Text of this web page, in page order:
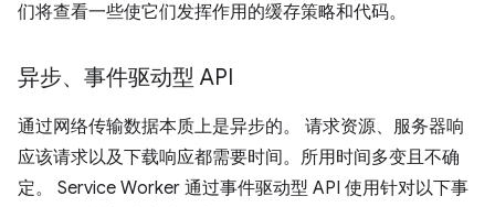
们将查看一些使它们发挥作用的缓存策略和代码。
异步、事件驱动型 API
通过网络传输数据本质上是异步的。 请求资源、服务器响
应该请求以及下载响应都需要时间。所用时间多变且不确
定。 Service Worker 通过事件驱动型 API 使用针对以下事